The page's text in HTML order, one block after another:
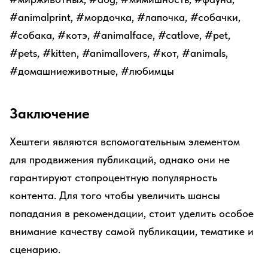
#animalprint, #мордочка, #лапочка, #собачки,
#собака, #котэ, #animalface, #catlove, #pet,
#pets, #kitten, #animallovers, #кот, #animals,
#домашниеживотные, #любимцы
Заключение
Хештеги являются вспомогательным элементом
для продвижения публикаций, однако они не
гарантируют стопроцентную популярность
контента. Для того чтобы увеличить шансы
попадания в рекомендации, стоит уделить особое
внимание качеству самой публикации, тематике и
сценарию.